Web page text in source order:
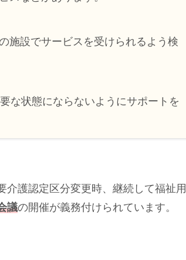
施設でサービスを受けられるよう検
な状態にならないようにサポートを
護認定区分変更時、継続して福祉用
議の開催が義務付けられています。